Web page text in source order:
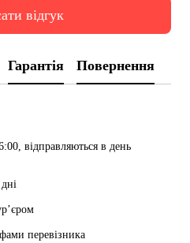
відгук
Гарантія Повернення
відправляються в день
перевізника